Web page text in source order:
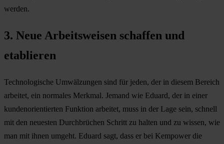
werden.
3. Neue Arbeitsweisen schaffen und
etablieren
Technologische Umwälzungen sind für jeden, der in diesem Bereich
arbeitet, ein normales Merkmal. Jemand wie Eduard, der in einer
kundenorientierten Funktion arbeitet, muss in der Lage sein, schnell
mit den neuesten Durchbrüchen Schritt zu halten und zu wissen, wie
man mit ihnen umgeht. Eduard sagt, dass er bei Kempower die